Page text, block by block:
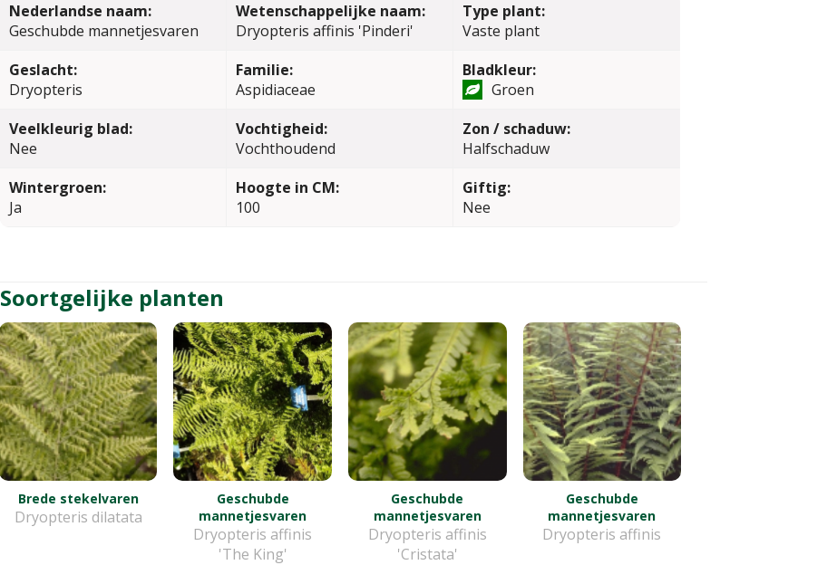
Nederlandse naam:
Geschubde mannetjesvaren
Wetenschappelijke naam:
Dryopteris affinis 'Pinderi'
Type plant:
Vaste plant
Geslacht:
Dryopteris
Familie:
Aspidiaceae
Bladkleur:
Groen
Veelkleurig blad:
Nee
Vochtigheid:
Vochthoudend
Zon / schaduw:
Halfschaduw
Wintergroen:
Ja
Hoogte in CM:
100
Giftig:
Nee
Soortgelijke planten
Brede stekelvaren
Dryopteris dilatata
Geschubde
mannetjesvaren
Dryopteris affinis
'The King'
Geschubde
mannetjesvaren
Dryopteris affinis
'Cristata'
Geschubde
mannetjesvaren
Dryopteris affinis